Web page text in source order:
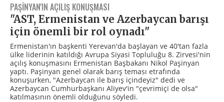
PAŞINYAN'IN AÇILIŞ KONUŞMASI
"AST, Ermenistan ve Azerbaycan barışı
için önemli bir rol oynadı"
Ermenistan'ın başkenti Yerevan'da başlayan ve 40'tan fazla
ülke liderinin katıldığı Avrupa Siyasi Topluluğu 8. Zirvesi'nin
açılış konuşmasını Ermenistan Başbakanı Nikol Paşinyan
yaptı. Paşinyan genel olarak barış teması etrafında
konuşurken, "Azerbaycan ile barış içindeyiz" dedi ve
Azerbaycan Cumhurbaşkanı Aliyev'in "çevrimiçi de olsa"
katılmasının önemli olduğunu söyledi.